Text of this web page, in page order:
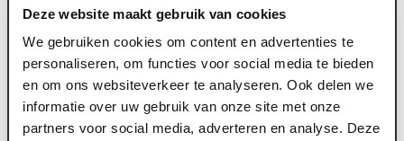
Deze website maakt gebruik van cookies
We gebruiken cookies om content en advertenties te
personaliseren, om functies voor social media te bieden
en om ons websiteverkeer te analyseren. Ook delen we
informatie over uw gebruik van onze site met onze
partners voor social media, adverteren en analyse. Deze
iets bijzonders in Maaspoort. BACKSTAGE verandert vijf
avonden lang in de set van...
09 jul. 2026